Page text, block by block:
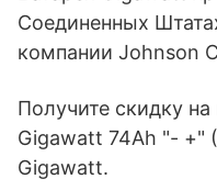
Соединенных
компании Johnson
Получите скидку
Gigawatt 74Ah "- +"
Gigawatt.